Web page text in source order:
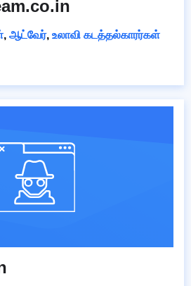
, ஆட்வேர், உலாவி கடத்தல்காரர்கள்